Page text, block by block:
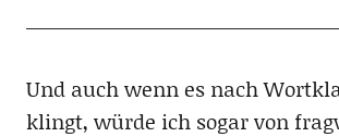
Und auch wenn es nach
klingt, würde ich sogar von